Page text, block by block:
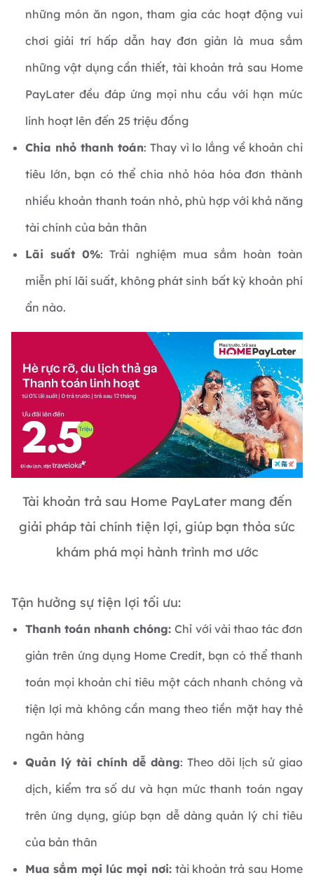
những món ăn ngon, tham gia các hoạt động vui
chơi giải trí hấp dẫn hay đơn giản là mua sắm
những vật dụng cần thiết, tài khoản trả sau Home
PayLater đều đáp ứng mọi nhu cầu với hạn mức
linh hoạt lên đến 25 triệu đồng
Chia nhỏ thanh toán: Thay vì lo lắng về khoản chi
tiêu lớn, bạn có thể chia nhỏ hóa hóa đơn thành
nhiều khoản thanh toán nhỏ, phù hợp với khả năng
tài chính của bản thân
Lãi suất 0%: Trải nghiệm mua sắm hoàn toàn
miễn phí lãi suất, không phát sinh bất kỳ khoản phí
ẩn nào.
Tài khoản trả sau Home PayLater mang đến
giải pháp tài chính tiện lợi, giúp bạn thỏa sức
khám phá mọi hành trình mơ ước
Tận hưởng sự tiện lợi tối ưu:
Thanh toán nhanh chóng:Chỉ với vài thao tác đơn
giản trên ứng dụng Home Credit, bạn có thể thanh
toán mọi khoản chi tiêu một cách nhanh chóng và
tiện lợi mà không cần mang theo tiền mặt hay thẻ
ngân hàng
Quản lý tài chính dễ dàng: Theo dõi lịch sử giao
dịch, kiểm tra số dư và hạn mức thanh toán ngay
trên ứng dụng, giúp bạn dễ dàng quản lý chi tiêu
của bản thân
Mua sắm mọi lúc mọi nơi: tài khoản trả sau Home